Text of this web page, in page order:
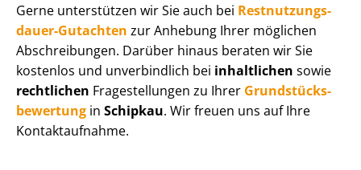
Gerne unterstützen wir Sie auch bei Rest­nut­zungs­
dau­er-Gutachten zur Anhebung Ihrer möglichen
Abschreibungen. Darüber hinaus beraten wir Sie
kostenlos und unverbindlich bei inhaltlichen sowie
rechtlichen Fragestellungen zu Ihrer Grund­stücks­
be­wer­tung in Schipkau. Wir freuen uns auf Ihre
Kontaktaufnahme.